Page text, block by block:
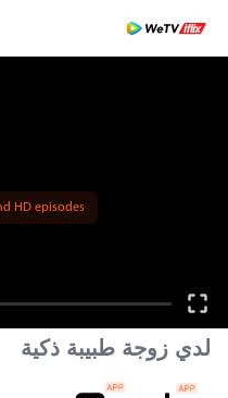
HD episodes
لدي زوجة طبيبة ذكية